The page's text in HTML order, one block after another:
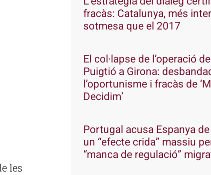
les
fracàs: Catalunya, més
sotmesa que el 2017
El col·lapse de l’operació
Puigtió a Girona:
l’oportunisme i fracàs de
Decidim’
Portugal acusa Espanya
un “efecte crida” massiu
“manca de regulació”